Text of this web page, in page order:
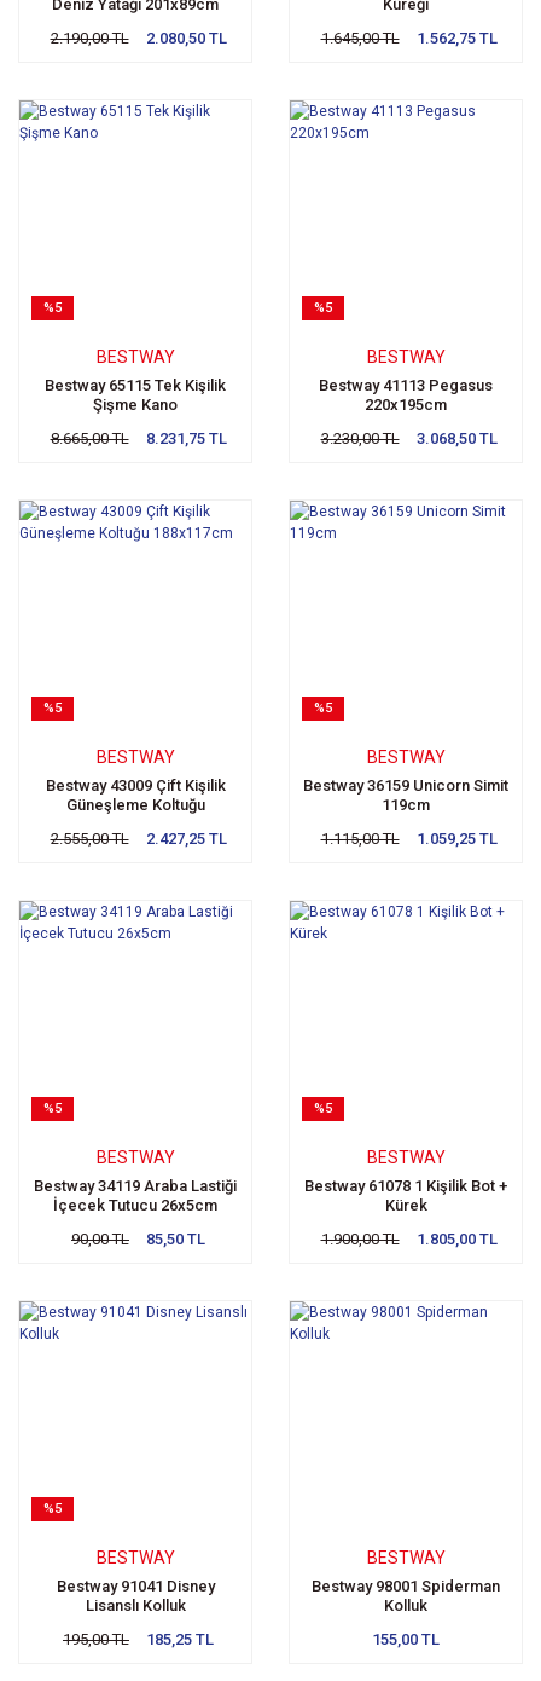
Deniz Yatağı 201x89cm
2.190,00 TL
2.080,50 TL
Küreği
1.645,00 TL
1.562,75 TL
%5
BESTWAY
Bestway 65115 Tek Kişilik
Şişme Kano
8.665,00 TL
8.231,75 TL
%5
BESTWAY
Bestway 41113 Pegasus
220x195cm
3.230,00 TL
3.068,50 TL
%5
BESTWAY
Bestway 43009 Çift Kişilik
Güneşleme Koltuğu
2.555,00 TL
2.427,25 TL
%5
BESTWAY
Bestway 36159 Unicorn Simit
119cm
1.115,00 TL
1.059,25 TL
%5
BESTWAY
Bestway 34119 Araba Lastiği
İçecek Tutucu 26x5cm
90,00 TL
85,50 TL
%5
BESTWAY
Bestway 61078 1 Kişilik Bot +
Kürek
1.900,00 TL
1.805,00 TL
%5
BESTWAY
Bestway 91041 Disney
Lisanslı Kolluk
195,00 TL
185,25 TL
BESTWAY
Bestway 98001 Spiderman
Kolluk
155,00 TL